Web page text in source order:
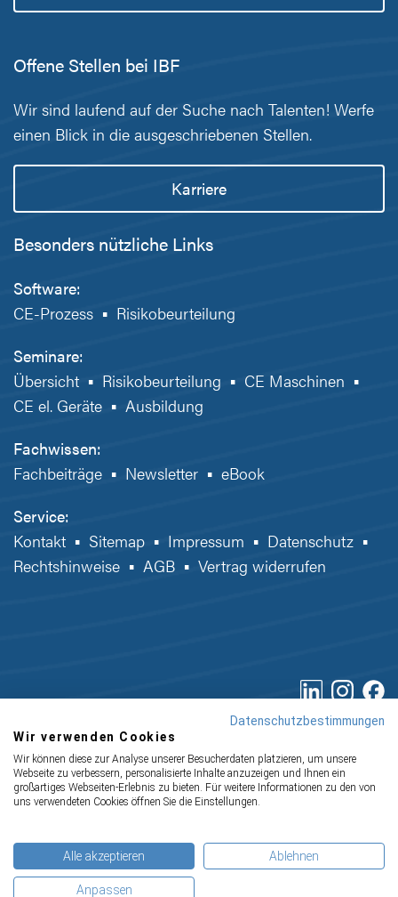
Offene Stellen bei IBF
Wir sind laufend auf der Suche nach Talenten! Werfe
einen Blick in die ausgeschriebenen Stellen.
Karriere
Besonders nützliche Links
Software:
CE-Prozess ▪ Risikobeurteilung
Seminare:
Übersicht ▪ Risikobeurteilung ▪ CE Maschinen ▪
CE el. Geräte ▪ Ausbildung
Fachwissen:
Fachbeiträge ▪ Newsletter ▪ eBook
Service:
Kontakt ▪ Sitemap ▪ Impressum ▪ Datenschutz ▪
Rechtshinweise ▪ AGB ▪ Vertrag widerrufen
IHR PARTNER ZUR EFFIZIENTEN
CE-KENNZEICHNUNG
© IBF
Datenschutzbestimmungen
Wir verwenden Cookies
Wir können diese zur Analyse unserer Besucherdaten platzieren, um unsere
Webseite zu verbessern, personalisierte Inhalte anzuzeigen und Ihnen ein
großartiges Webseiten-Erlebnis zu bieten. Für weitere Informationen zu den von
uns verwendeten Cookies öffnen Sie die Einstellungen.
Alle akzeptieren Ablehnen
Anpassen